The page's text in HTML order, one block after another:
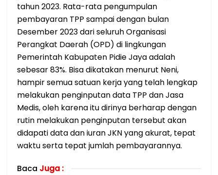
tahun 2023. Rata-rata pengumpulan
pembayaran TPP sampai dengan bulan
Desember 2023 dari seluruh Organisasi
Perangkat Daerah (OPD) di lingkungan
Pemerintah Kabupaten Pidie Jaya adalah
sebesar 83%. Bisa dikatakan menurut Neni,
hampir semua satuan kerja yang telah lengkap
melakukan penginputan data TPP dan Jasa
Medis, oleh karena itu dirinya berharap dengan
rutin melakukan penginputan tersebut akan
didapati data dan iuran JKN yang akurat, tepat
waktu serta tepat jumlah pembayarannya.
Baca Juga :